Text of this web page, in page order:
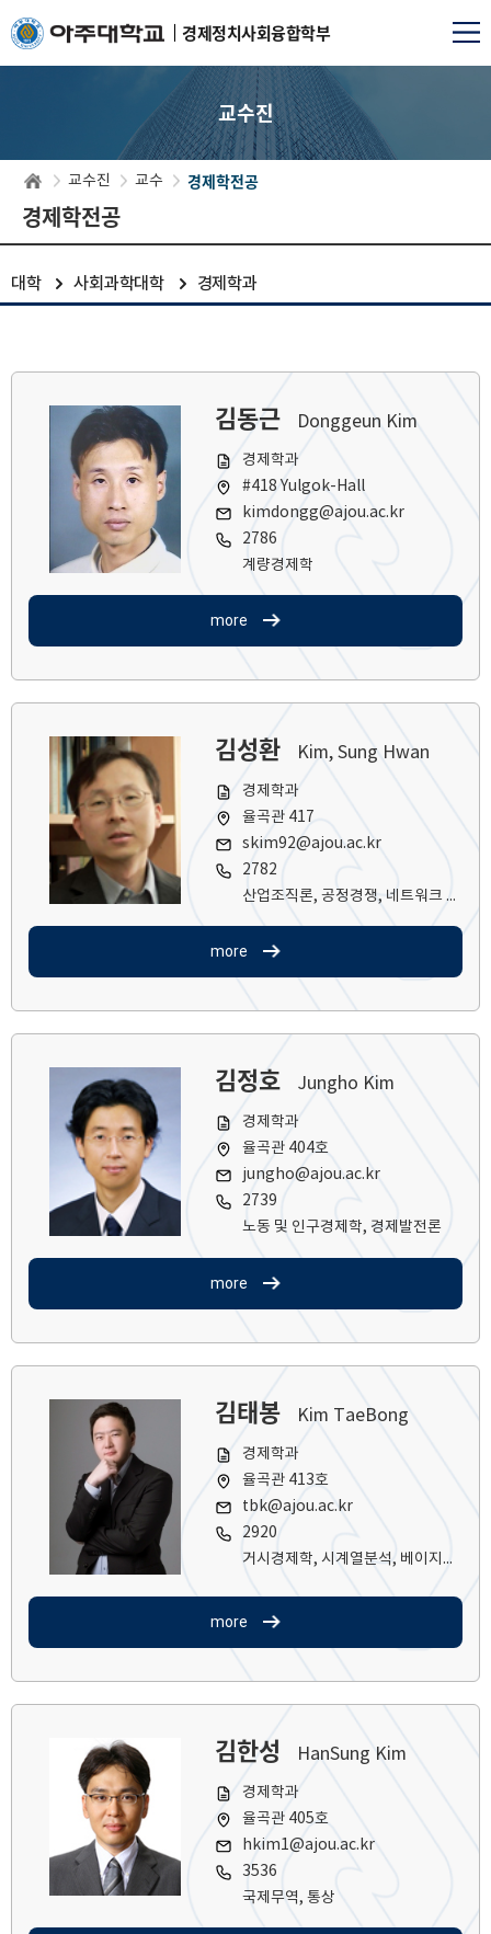
경제정치사회융합학부
교수진
교수진 교수 경제학전공
경제학전공
대학 사회과학대학 경제학과
김동근 Donggeun Kim
경제학과
#418 Yulgok-Hall
kimdongg@ajou.ac.kr
2786
계량경제학
more
김성환 Kim, Sung Hwan
경제학과
율곡관 417
skim92@ajou.ac.kr
2782
산업조직론, 공정경쟁, 네트워크 산업
more
김정호 Jungho Kim
경제학과
율곡관 404호
jungho@ajou.ac.kr
2739
노동 및 인구경제학, 경제발전론
more
김태봉 Kim TaeBong
경제학과
율곡관 413호
tbk@ajou.ac.kr
2920
거시경제학, 시계열분석, 베이지언통계
more
김한성 HanSung Kim
경제학과
율곡관 405호
hkim1@ajou.ac.kr
3536
국제무역, 통상